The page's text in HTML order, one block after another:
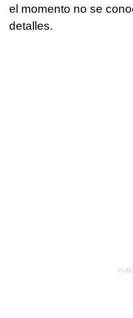
el momento no se
detalles.